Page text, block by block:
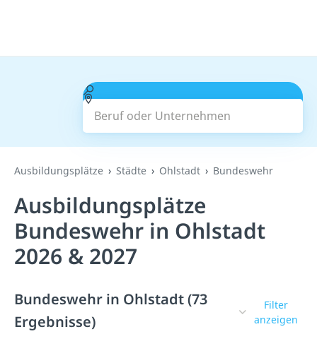
Beruf oder Unternehmen
Suchen
Ausbildungsplätze Städte Ohlstadt Bundeswehr
Ausbildungsplätze
Bundeswehr in Ohlstadt
2026 & 2027
Bundeswehr in Ohlstadt (73
Ergebnisse)
Filter
anzeigen